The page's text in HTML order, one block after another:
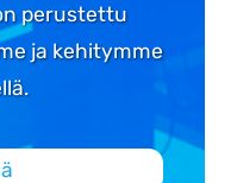
perustettu
ja kehitymme